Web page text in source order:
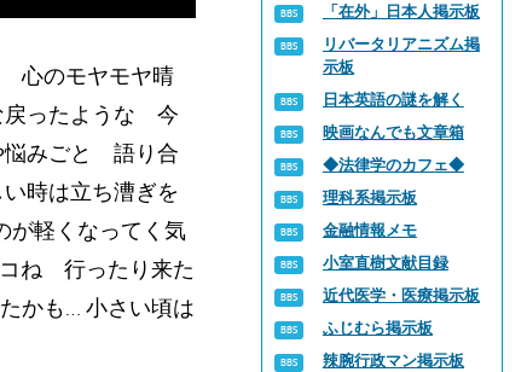
心のモヤモヤ晴
戻ったような 今
悩みごと 語り合
時は立ち漕ぎを
軽くなってく気
ね 行ったり来た
かも… 小さい頃は
「在外」日本人掲示板
リバータリアニズム掲
示板
日本英語の謎を解く
映画なんでも文章箱
◆法律学のカフェ◆
理科系掲示板
金融情報メモ
小室直樹文献目録
近代医学・医療掲示板
ふじむら掲示板
辣腕行政マン掲示板